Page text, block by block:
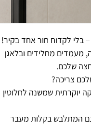
מעמדים מחלידים ובלאגן
שלכם.
צריכה?
יוקרתית שמשנה לחלוטין
המתלבש בקלות מעבר